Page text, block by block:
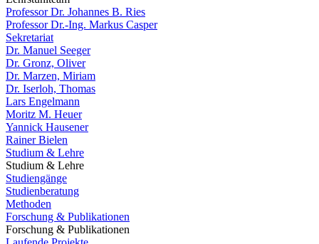
Professor Dr. Johannes B. Ries
Professor Dr.-Ing. Markus Casper
Sekretariat
Dr. Manuel Seeger
Dr. Gronz, Oliver
Dr. Marzen, Miriam
Dr. Iserloh, Thomas
Lars Engelmann
Moritz M. Heuer
Yannick Hausener
Rainer Bielen
Studium & Lehre
Studium & Lehre
Studiengänge
Studienberatung
Methoden
Forschung & Publikationen
Forschung & Publikationen